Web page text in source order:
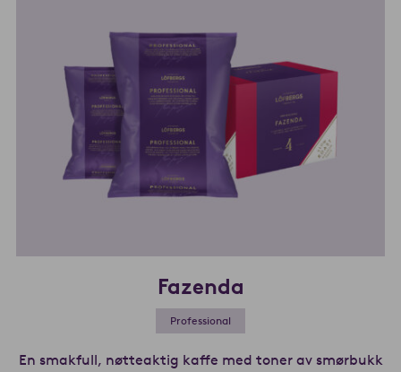
Fazenda
Professional
En smakfull, nøtteaktig kaffe med toner av smørbukk